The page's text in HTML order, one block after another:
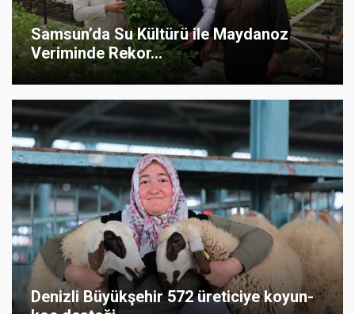
Samsun’da Su Kültürü ile Maydanoz
Veriminde Rekor...
Denizli Büyükşehir 572 üreticiye koyun-